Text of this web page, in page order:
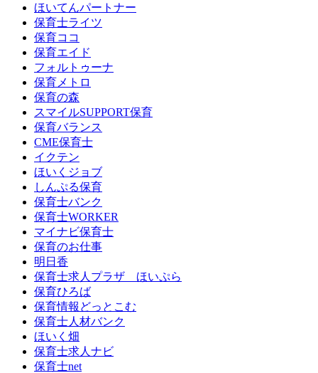
ほいてんパートナー
保育士ライツ
保育ココ
保育エイド
フォルトゥーナ
保育メトロ
保育の森
スマイルSUPPORT保育
保育バランス
CME保育士
イクテン
ほいくジョブ
しんぷる保育
保育士バンク
保育士WORKER
マイナビ保育士
保育のお仕事
明日香
保育士求人プラザ ほいぷら
保育ひろば
保育情報どっとこむ
保育士人材バンク
ほいく畑
保育士求人ナビ
保育士net